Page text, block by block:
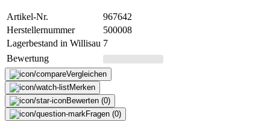
Artikel-Nr.
967642
Herstellernummer
500008
Lagerbestand in Willisau 7
Bewertung
Vergleichen
Merken
Bewerten (0)
Fragen (0)